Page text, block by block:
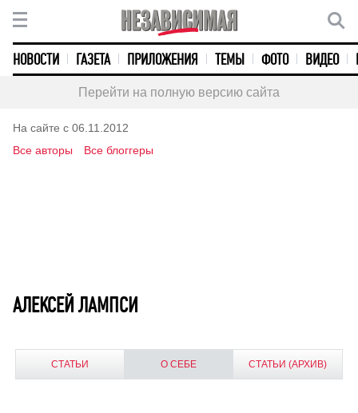
НОВОСТИ ГАЗЕТА ПРИЛОЖЕНИЯ ТЕМЫ ФОТО ВИДЕО
Перейти на полную версию сайта
На сайте с 06.11.2012
Все авторы
Все блоггеры
АЛЕКСЕЙ ЛАМПСИ
СТАТЬИ О СЕБЕ СТАТЬИ (АРХИВ)